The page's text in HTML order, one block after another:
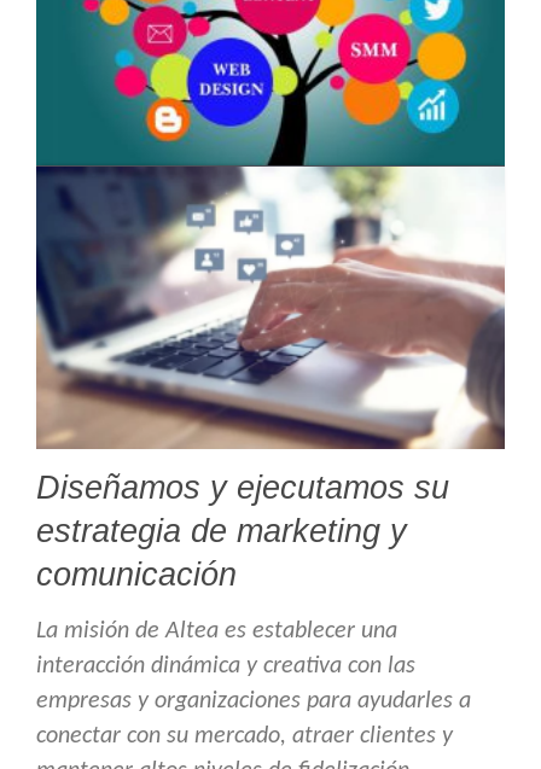
Diseñamos y ejecutamos su
estrategia de marketing y
comunicación
La misión de Altea es establecer una
interacción dinámica y creativa con las
empresas y organizaciones para ayudarles a
conectar con su mercado, atraer clientes y